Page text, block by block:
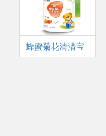
蜂蜜菊花清清宝